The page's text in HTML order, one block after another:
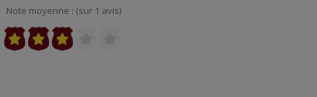
Note moyenne : (sur 1 avis)